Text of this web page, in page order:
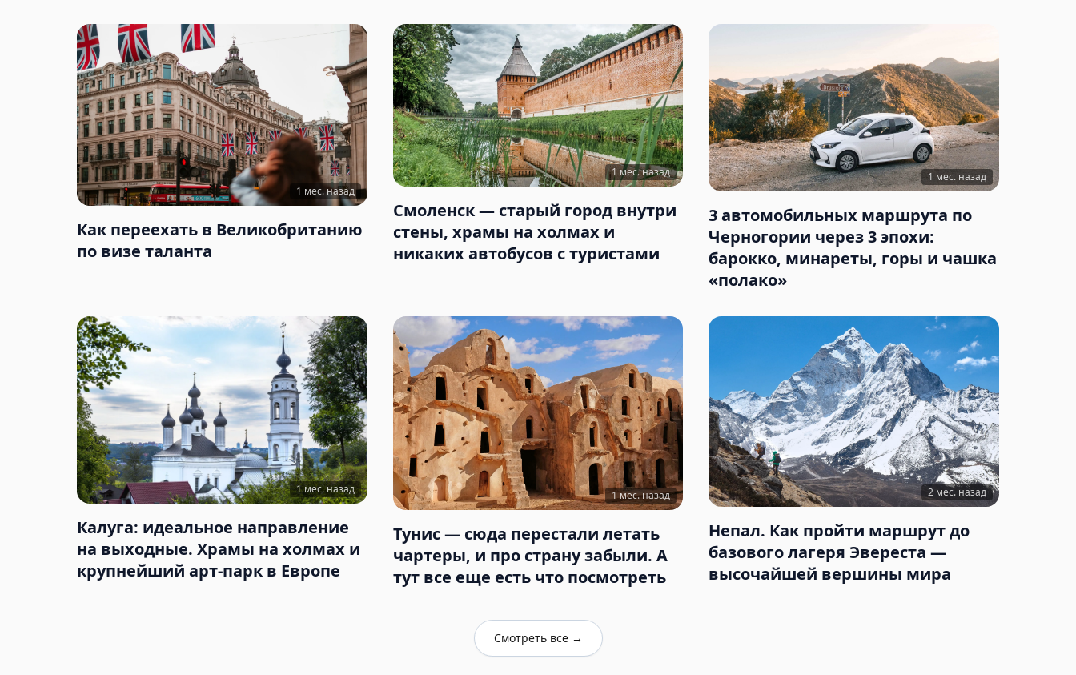
1 мес. назад
Как переехать в Великобританию
по визе таланта
1 мес. назад
Смоленск — старый город внутри
стены, храмы на холмах и
никаких автобусов с туристами
1 мес. назад
3 автомобильных маршрута по
Черногории через 3 эпохи:
барокко, минареты, горы и чашка
«полако»
1 мес. назад
Калуга: идеальное направление
на выходные. Храмы на холмах и
крупнейший арт-парк в Европе
1 мес. назад
Тунис — сюда перестали летать
чартеры, и про страну забыли. А
тут все еще есть что посмотреть
2 мес. назад
Непал. Как пройти маршрут до
базового лагеря Эвереста —
высочайшей вершины мира
Смотреть все→